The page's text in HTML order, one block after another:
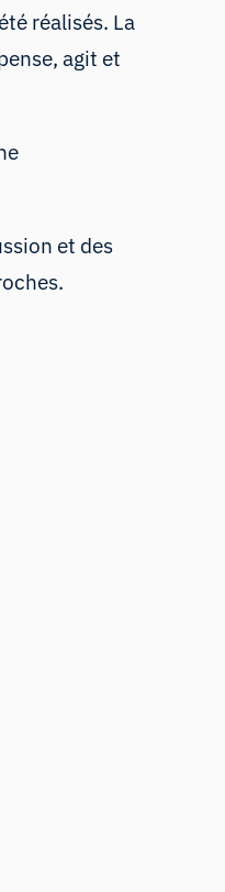
réalisés. La
agit et
et des